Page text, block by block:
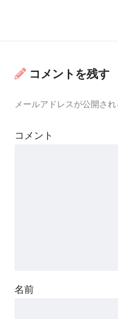
コメントを残す
メールアドレスが公開さ
コメント
名前